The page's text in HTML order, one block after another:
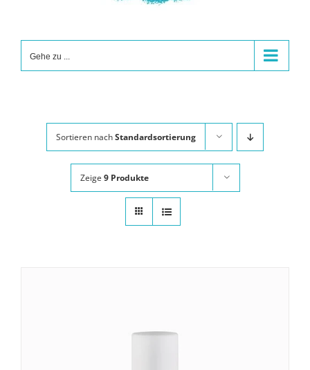
Gehe zu ...
Sortieren nachStandardsortierung
Zeige 9 Produkte